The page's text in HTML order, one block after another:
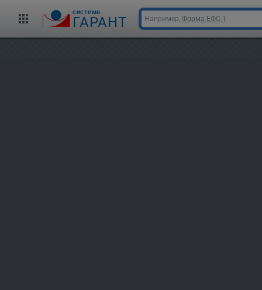
cистема
ГАРАНТ Например, Форма ЕФС-1